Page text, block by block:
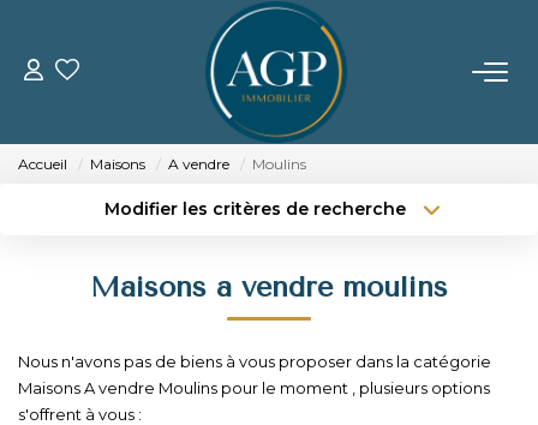
ACHETER
Nos Biens Vendus
LOUER
Accueil Maisons A vendre Moulins
Modifier les critères de recherche
Type de bien
Budget max Plus de critères
Maisons a vendre moulins
Nous n'avons pas de biens à vous proposer dans la catégorie
Maisons A vendre Moulins pour le moment , plusieurs options
s'offrent à vous :